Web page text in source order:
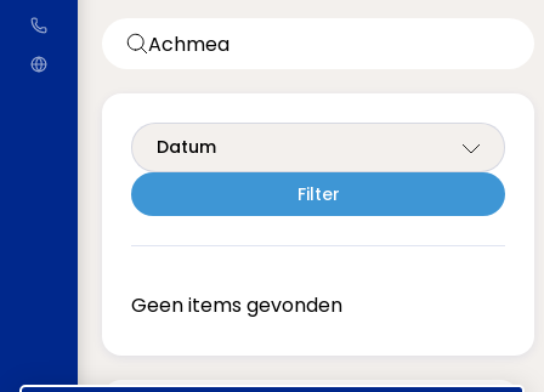
Datum
Geen items gevonden